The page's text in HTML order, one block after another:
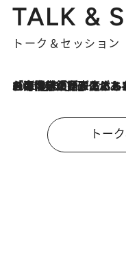
TALK &
トーク＆セッション
2026.8.3
「今後値上げがあるとすれば…」「リスクがあるのは今年の冬」エネルギー専門家が語る、ホルムズ海峡封鎖が家庭にもたらす“ある心配”
トー